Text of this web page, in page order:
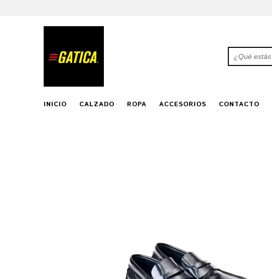
INICIO CALZADO ROPA ACCESORIOS CONTACTO